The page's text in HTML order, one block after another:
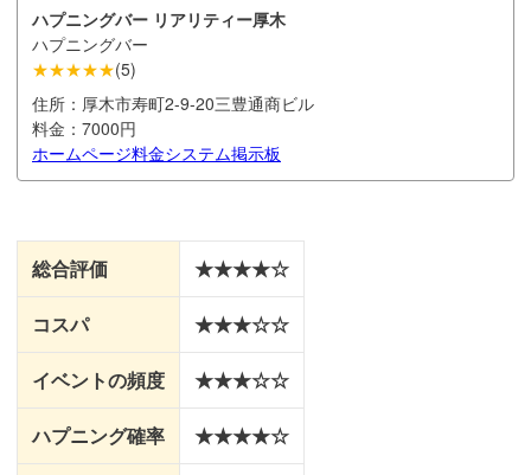
ハプニングバー リアリティー厚木
ハプニングバー
★★★★★(5)
住所： 厚木市寿町2-9-20三豊通商ビル
料金： 7000円
ホームページ料金システム掲示板
総合評価 ★★★★☆
コスパ ★★★☆☆
イベントの頻度 ★★★☆☆
ハプニング確率 ★★★★☆